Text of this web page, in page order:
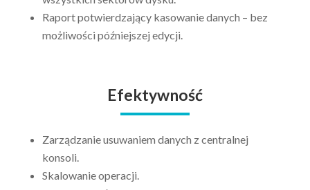
Raport potwierdzający kasowanie danych – bez
możliwości późniejszej edycji.
Efektywność
Zarządzanie usuwaniem danych z centralnej
konsoli.
Skalowanie operacji.